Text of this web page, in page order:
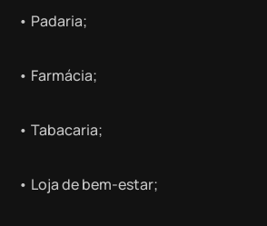
• Padaria;
• Farmácia;
• Tabacaria;
• Loja de bem-estar;